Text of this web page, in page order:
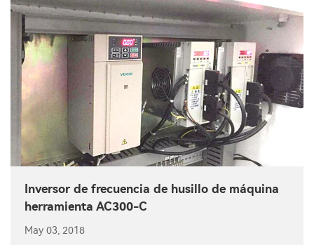
Inversor de frecuencia de husillo de máquina
herramienta AC300-C
May 03, 2018